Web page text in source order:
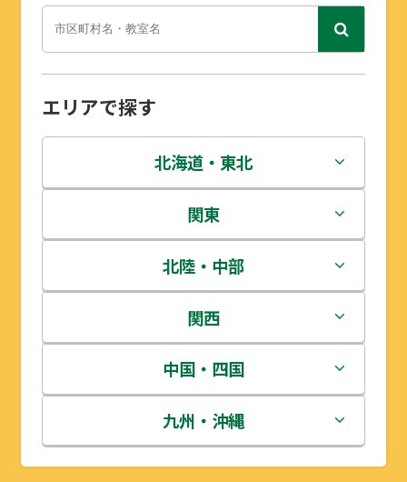
エリアで探す
北海道・東北
北海道
青森県
岩手県
宮城県
秋田県
山形県
関東
茨城県
栃木県
群馬県
埼玉県
千葉県
北陸・中部
新潟県
富山県
石川県
福井県
関西
三重県
滋賀県
京都府
中国・四国
鳥取県
島根県
九州・沖縄
福岡県